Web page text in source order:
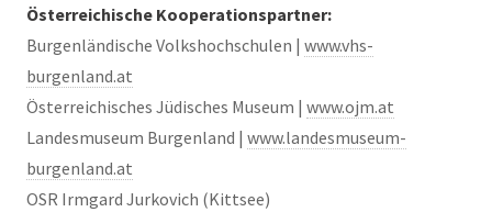
Österreichische Kooperationspartner:
Burgenländische Volkshochschulen | www.vhs-
burgenland.at
Österreichisches Jüdisches Museum | www.ojm.at
Landesmuseum Burgenland | www.landesmuseum-
burgenland.at
OSR Irmgard Jurkovich (Kittsee)